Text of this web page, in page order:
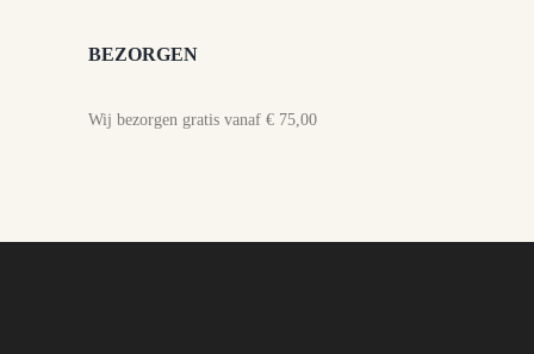
BEZORGEN
Wij bezorgen gratis vanaf € 75,00